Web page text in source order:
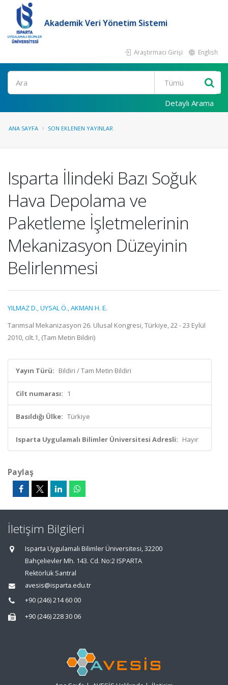
Akademik Veri Yönetim Sistemi
Araştırmacı Girişi English
Ara
Detaylı Arama
ANA SAYFA SON EKLENEN YAYINLAR
Isparta İlindeki Bazı Soğuk
Hava Depolama ve
Paketleme İşletmelerinin
Mekanizasyon Düzeyinin
Belirlenmesi
YILMAZ D.,UYSAL Ö.,AKMAN H. E.
Tarımsal Mekanizasyon 26. Ulusal Kongresi, Türkiye, 22 - 23 Eylül
2010, cilt.1, (Tam Metin Bildiri)
Yayın Türü: Bildiri / Tam Metin Bildiri
Cilt numarası: 1
Basıldığı Ülke: Türkiye
Isparta Uygulamalı Bilimler Üniversitesi Adresli: Hayır
Paylaş
İletişim Bilgileri
Isparta Uygulamalı Bilimler Üniversitesi, 32200
Bahçelievler Mh. 143. Cd. No:2 ISPARTA
Rektörlük Santral
avesis@isparta.edu.tr
+90 (246) 214 60 00
+90 (246) 228 30 06